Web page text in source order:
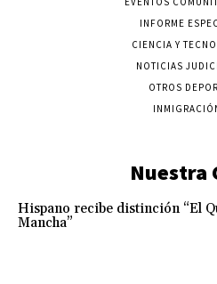
INFORME
CIENCIA Y
NOTICIAS
OTROS
Nuestra
Hispano recibe distinción “El
Mancha”